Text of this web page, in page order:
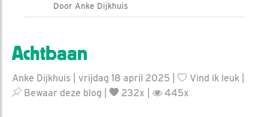
Door Anke Dijkhuis
Achtbaan
Anke Dijkhuis | vrijdag 18 april 2025 | Vind ik leuk
Bewaar deze blog
232x | 445x